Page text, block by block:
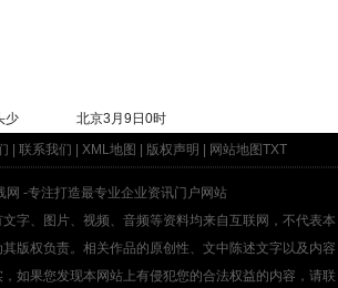
少
北京3月9日0时
联系我们 XML地图 版权声明 网站地图TXT
网 -专注打造最专业企业资讯门户网站
字、图片、视频、音频等资料均来自互联网，不代表本
版权负责。相关作品的原创性、文中陈述文字以及内容
如果您发现本网站上有侵犯您的合法权益的内容，请联